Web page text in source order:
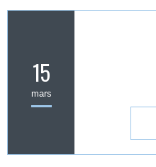
15
mars